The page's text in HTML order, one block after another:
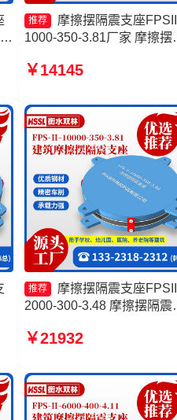
推荐
摩擦摆隔震支座
1000-350-3.81厂家 摩擦摆
减隔震支座生产厂家 摩擦
￥14145
推荐
摩擦摆隔震支座
2000-300-3.48 摩擦摆隔震
厂家 摩擦隔震支座源头工
400-4.11源头工厂
￥21932